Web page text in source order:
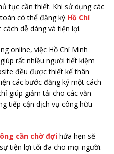
tục cần thiết. Khi sử dụng các
có thể đăng ký Hồ Chí
cách dễ dàng và tiện lợi.
online, việc Hồ Chí Minh
rất nhiều người tiết kiệm
đều được thiết kế thân
các bước đăng ký một cách
giúp giảm tải cho các văn
tiếp cận dịch vụ công hữu
cần chờ đợi hứa hẹn sẽ
tiện lợi tối đa cho mọi người.